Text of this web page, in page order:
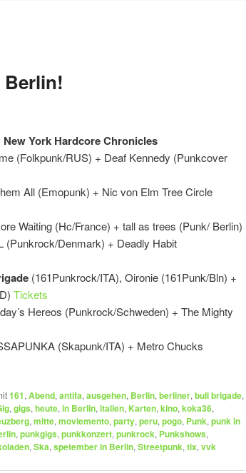
New York Hardcore Chronicles
(Folkpunk/RUS) + Deaf Kennedy (Punkcover
All (Emopunk) + Nic von Elm Tree Circle
Waiting (Hc/France) + tall as trees (Punk/ Berlin)
(Punkrock/Denmark) + Deadly Habit
(161Punkrock/ITA), Oironie (161Punk/Bln) +
Tickets
Hereos (Punkrock/Schweden) + The Mighty
(Skapunk/ITA) + Metro Chucks
161, Abend, antifa, ausgehen, Berlin, berliner, bull brigade,
, gigs, heute, in Berlin, italien, Karten, kino, koka36,
, mitte, moviemento, party, peru, pogo, Punk, punk in
, punkgigs, punkkonzert, punkrock, Punkshows,
, Ska, spetember in Berlin, Streetpunk, tix, vvk